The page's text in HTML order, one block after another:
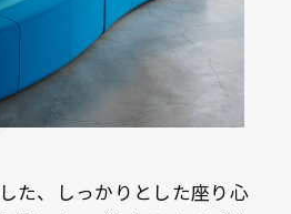
た、しっかりとした座り心